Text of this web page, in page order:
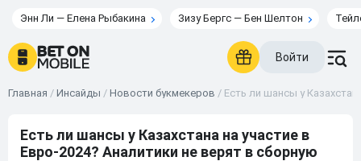
Энн Ли — Елена Рыбакина Зизу Бергс — Бен Шелтон
Войти
Главная / Инсайды / Новости букмекеров / Есть ли шансы у
Есть ли шансы у Казахстана на участие в
Евро-2024? Аналитики не верят в сборную